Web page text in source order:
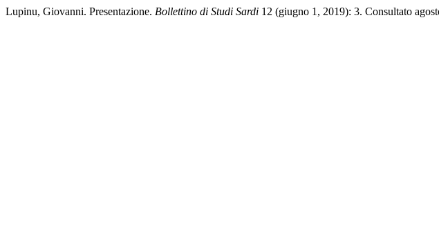
Lupinu, Giovanni. Presentazione. Bollettino di Studi Sardi 12 (giugno 1, 2019): 3. Consultato